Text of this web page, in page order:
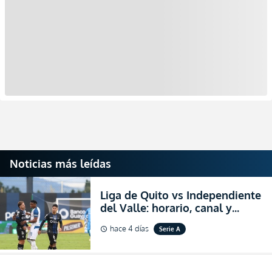
Noticias más leídas
Liga de Quito vs Independiente
del Valle: horario, canal y
dónde ver EN VIVO el
partidazo por la fecha 24 de la
schedule hace 4 días Serie A